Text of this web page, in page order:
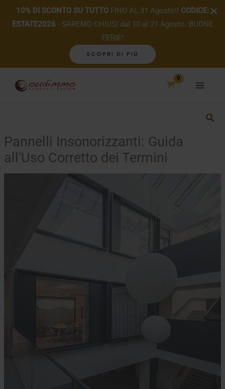
10% DI SCONTO SU TUTTO FINO AL 31 Agosto!! CODICE:
ESTATE2026- SAREMO CHIUSI dal 10 al 21 Agosto. BUONE
FERIE!
SCOPRI DI PIÙ
Pannelli Insonorizzanti: Guida
all’Uso Corretto dei Termini